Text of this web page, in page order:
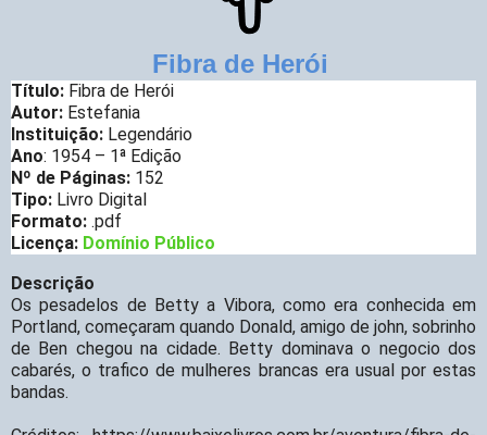
Fibra de Herói
Título: Fibra de Herói
Autor: Estefania
Instituição: Legendário
Ano: 1954 – 1ª Edição
Nº de Páginas: 152
Tipo: Livro Digital
Formato: .pdf
Licença: Domínio Público
Descrição
Os pesadelos de Betty a Vibora, como era conhecida em
Portland, começaram quando Donald, amigo de john, sobrinho
de Ben chegou na cidade. Betty dominava o negocio dos
cabarés, o trafico de mulheres brancas era usual por estas
bandas.